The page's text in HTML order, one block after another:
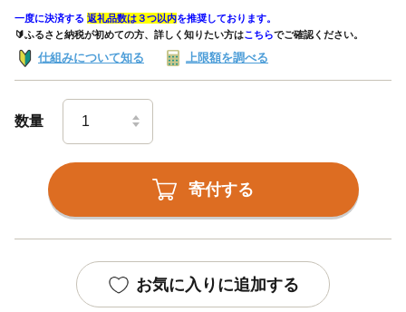
一度に決済する 返礼品数は３つ以内を推奨しております。
🔰ふるさと納税が初めての方、詳しく知りたい方はこちらでご確認ください。
仕組みについて知る 上限額を調べる
数量
寄付する
お気に入りに追加する